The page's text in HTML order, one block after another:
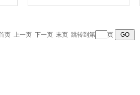
页 上一页 下一页 末页 跳转到第 页